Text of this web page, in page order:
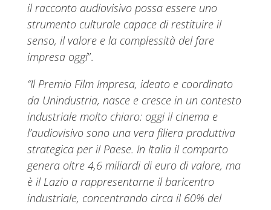
il racconto audiovisivo possa essere uno
strumento culturale capace di restituire il
senso, il valore e la complessità del fare
impresa oggi”.
“Il Premio Film Impresa, ideato e coordinato
da Unindustria, nasce e cresce in un contesto
industriale molto chiaro: oggi il cinema e
l’audiovisivo sono una vera filiera produttiva
strategica per il Paese. In Italia il comparto
genera oltre 4,6 miliardi di euro di valore, ma
è il Lazio a rappresentarne il baricentro
industriale, concentrando circa il 60% del